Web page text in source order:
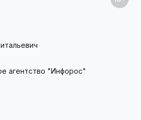
агентство "Инфорос"